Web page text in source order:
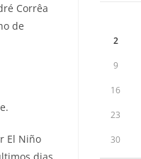
Corrêa
de
El Niño
2
9
16
23
30